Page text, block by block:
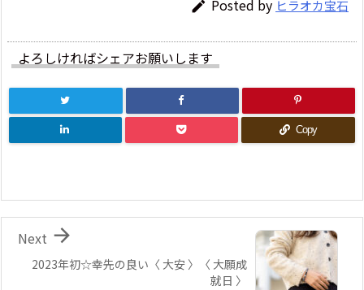
 Posted by ヒラオカ宝石
よろしければシェアお願いします
Copy
2023年初☆幸先の良い〈 大安 〉〈 大願成
就日 〉

Next